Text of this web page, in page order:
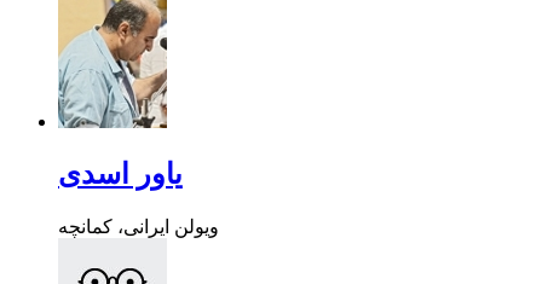
یاور اسدی
ویولن ایرانی، کمانچه